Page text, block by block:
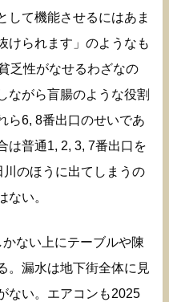
して機能させるにはあま
けられます」のようなも
乏性がなせるわざなの
ながら盲腸のような役割
ら6, 8番出口のせいであ
は普通1, 2, 3, 7番出口を
のほうに出てしまうの
ない。
ない上にテーブルや陳
。漏水は地下街全体に見
ない。エアコンも2025